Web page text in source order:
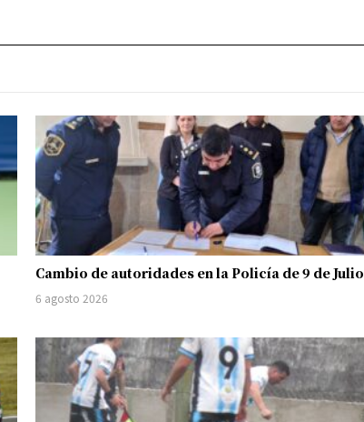
Cambio de autoridades en la Policía de 9 de Julio
6 agosto 2026